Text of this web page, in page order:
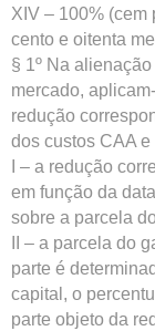
XIV – 100% (cem
cento e oitenta
§ 1º Na
mercado,
redução
dos custos CAA
I – a redução
em função da
sobre a parcela
II – a parcela do
parte é
capital, o
parte objeto da